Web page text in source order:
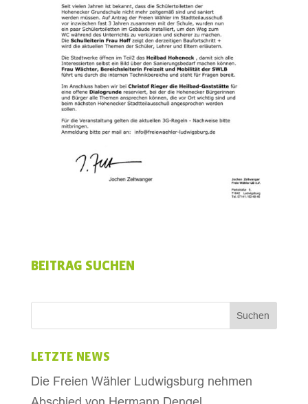
BEITRAG SUCHEN
LETZTE NEWS
Die Freien Wähler Ludwigsburg nehmen